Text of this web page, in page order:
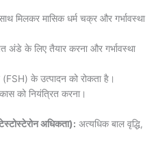
मिलकर मासिक धर्म चक्र और गर्भावस्था
अंडे के लिए तैयार करना और गर्भावस्था
(FSH) के उत्पादन को रोकता है।
को नियंत्रित करना।
अधिकता): अत्यधिक बाल वृद्धि,